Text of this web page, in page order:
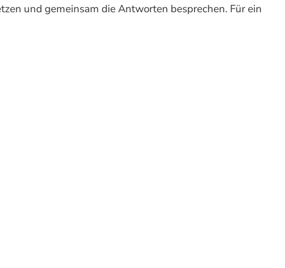
und gemeinsam die Antworten besprechen. Für ein